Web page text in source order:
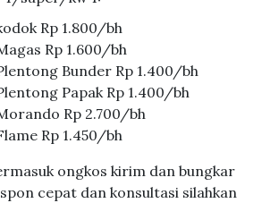
Rp 1.800/bh
Rp 1.600/bh
Bunder Rp 1.400/bh
Papak Rp 1.400/bh
Rp 2.700/bh
Rp 1.450/bh
ongkos kirim dan bungkar
cepat dan konsultasi silahkan